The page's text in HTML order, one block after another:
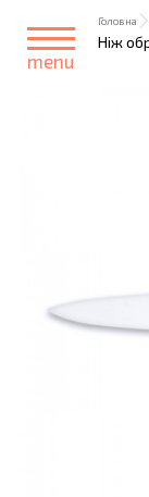
menu
Головна
Ніж